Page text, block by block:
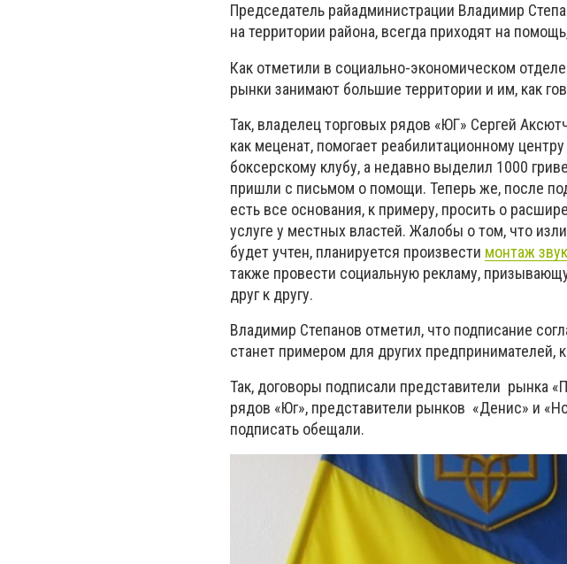
Председатель райадминистрации Владимир
на территории района, всегда приходят на
Как отметили в социально-экономическом
рынки занимают большие территории и им, как
Так, владелец торговых рядов «ЮГ» Сергей
как меценат, помогает реабилитационному
боксерскому клубу, а недавно выделил 1000
пришли с письмом о помощи. Теперь же, после
есть все основания, к примеру, просить о
услуге у местных властей. Жалобы о том, что
будет учтен, планируется произвести монтаж
также провести социальную рекламу,
друг к другу.
Владимир Степанов отметил, что подписание
станет примером для других предпринимателей,
Так, договоры подписали представители рынка
рядов «Юг», представители рынков «Денис» и
подписать обещали.